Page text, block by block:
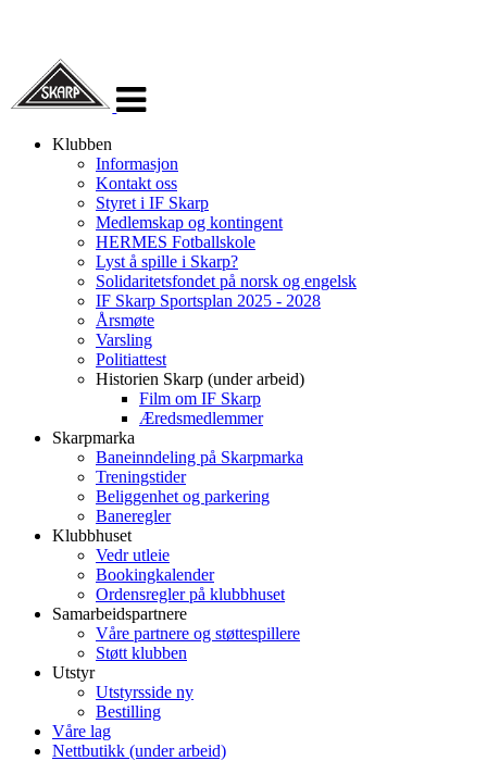
navigasjon
Klubben
Informasjon
Kontakt oss
Styret i IF Skarp
Medlemskap og kontingent
HERMES Fotballskole
Lyst å spille i Skarp?
Solidaritetsfondet på norsk og engelsk
IF Skarp Sportsplan 2025 - 2028
Årsmøte
Varsling
Politiattest
Historien Skarp (under arbeid)
Film om IF Skarp
Æredsmedlemmer
Skarpmarka
Baneinndeling på Skarpmarka
Treningstider
Beliggenhet og parkering
Baneregler
Klubbhuset
Vedr utleie
Bookingkalender
Ordensregler på klubbhuset
Samarbeidspartnere
Våre partnere og støttespillere
Støtt klubben
Utstyr
Utstyrsside ny
Bestilling
Våre lag
Nettbutikk (under arbeid)